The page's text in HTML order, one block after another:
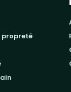
propreté